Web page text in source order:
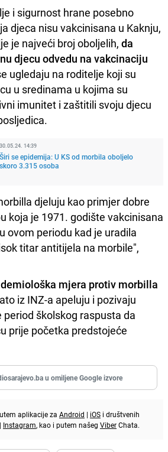
i sigurnost hrane posebno
djeca nisu vakcinisana u Kaknju,
je najveći broj oboljelih, da
djecu odvedu na vakcinaciju
ugledaju na roditelje koji su
u sredinama u kojima su
imunitet i zaštitili svoju djecu
30.05.24. 14:39
Širi se epidemija: U KS od morbila oboljelo
skoro 3.315 osoba
djeluju kao primjer dobre
koja je 1971. godište vakcinisana
ovom periodu kad je uradila
titar antitijela na morbile",
mjera protiv morbilla
iz INZ-a apeluju i pozivaju
školskog raspusta da
prije početka predstojeće
u omiljene Google izvore
aplikacije za Android | iOS i društvenih
| Instagram, kao i putem našeg ViberChata.